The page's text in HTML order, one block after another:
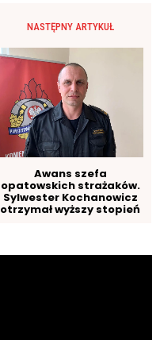
NASTĘPNY ARTYKUŁ
Awans szefa
opatowskich strażaków.
Sylwester Kochanowicz
otrzymał wyższy stopień